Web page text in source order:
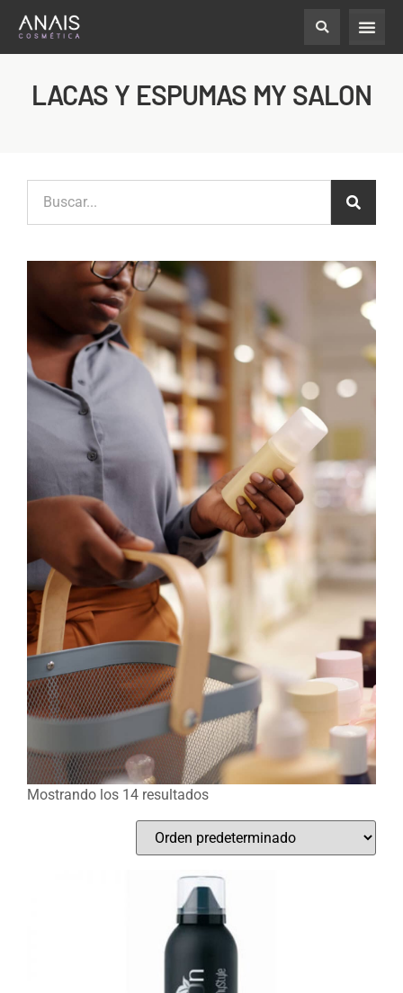
LACAS Y ESPUMAS MY SALON
Mostrando los 14 resultados